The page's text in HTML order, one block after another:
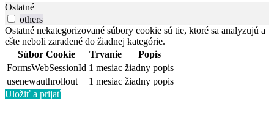
Ostatné
others
Ostatné nekategorizované súbory cookie sú tie, ktoré sa analyzujú a
ešte neboli zaradené do žiadnej kategórie.
Súbor Cookie
Trvanie
Popis
FormsWebSessionId 1 mesiac žiadny popis
usenewauthrollout
1 mesiac žiadny popis
Uložiť a prijať